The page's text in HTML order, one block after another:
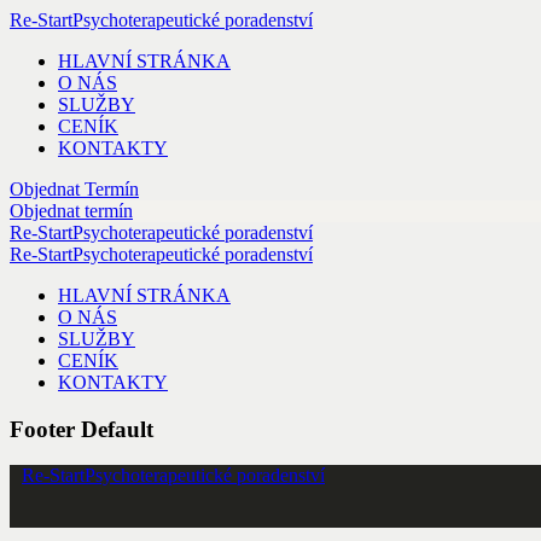
Re-StartPsychoterapeutické poradenství
HLAVNÍ STRÁNKA
O NÁS
SLUŽBY
CENÍK
KONTAKTY
Objednat Termín
Objednat termín
Re-StartPsychoterapeutické poradenství
Re-StartPsychoterapeutické poradenství
HLAVNÍ STRÁNKA
O NÁS
SLUŽBY
CENÍK
KONTAKTY
Footer Default
Re-StartPsychoterapeutické poradenství